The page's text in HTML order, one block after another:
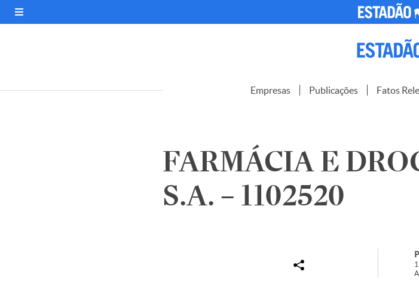
Empresas Publicações Fatos
FARMÁCIA E
S.A. – 1102520